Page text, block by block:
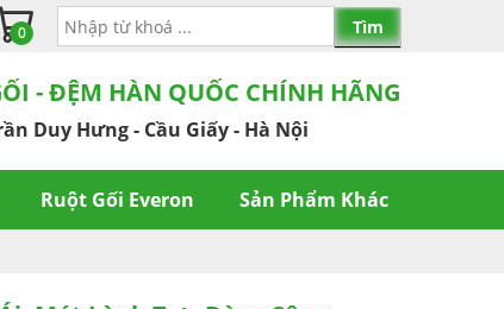
0
- ĐỆM HÀN QUỐC CHÍNH HÃNG
Duy Hưng - Cầu Giấy - Hà Nội
Ruột Gối Everon Sản Phẩm Khác